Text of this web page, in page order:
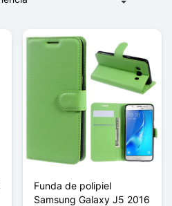
Funda de polipiel
Samsung Galaxy J5 2016